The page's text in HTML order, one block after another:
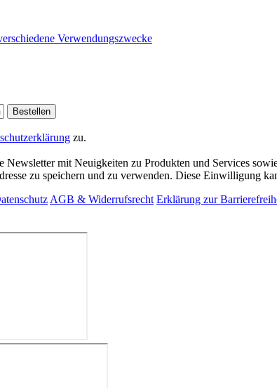
Verwendungszwecke
zu.
Newsletter mit Neuigkeiten zu Produkten und Services
zu speichern und zu verwenden. Diese Einwilligung
AGB & Widerrufsrecht Erklärung zur